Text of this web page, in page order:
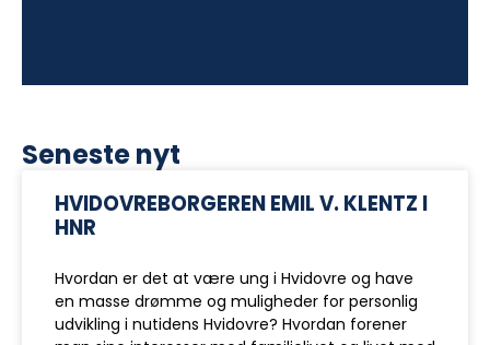
Seneste nyt
HVIDOVREBORGEREN EMIL V. KLENTZ I
HNR
Hvordan er det at være ung i Hvidovre og have
en masse drømme og muligheder for personlig
udvikling i nutidens Hvidovre? Hvordan forener